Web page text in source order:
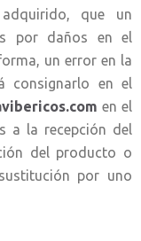
que un
por daños en el
un error en la
consignarlo en el
en el
a la recepción del
del producto o
por uno